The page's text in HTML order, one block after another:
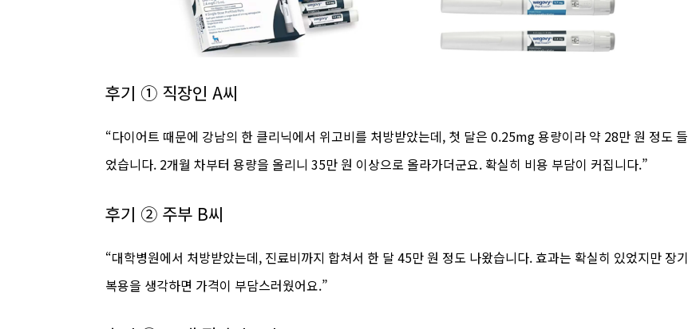
후기 ① 직장인 A씨
“다이어트 때문에 강남의 한 클리닉에서 위고비를 처방받았는데, 첫 달은 0.25mg 용량이라 약 28만 원 정도 들
었습니다. 2개월 차부터 용량을 올리니 35만 원 이상으로 올라가더군요. 확실히 비용 부담이 커집니다.”
후기 ② 주부 B씨
“대학병원에서 처방받았는데, 진료비까지 합쳐서 한 달 45만 원 정도 나왔습니다. 효과는 확실히 있었지만 장기
복용을 생각하면 가격이 부담스러웠어요.”